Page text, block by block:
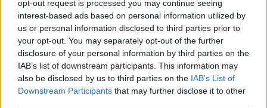
opt-out request is processed you may continue seeing
interest-based ads based on personal information utilized by
us or personal information disclosed to third parties prior to
your opt-out. You may separately opt-out of the further
disclosure of your personal information by third parties on the
IAB’s list of downstream participants. This information may
also be disclosed by us to third parties on the IAB’s List of
Downstream Participants that may further disclose it to other
Jessica Chastain a 2022-es Oscar díjátadón | Fotó: Jeff